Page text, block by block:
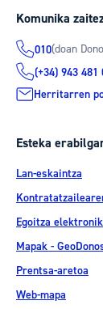
Komunika
010(doan
(+34) 943 481
Herritarren
Esteka
Lan-eskaintza
Egoitza
Mapak -
Prentsa-aretoa
Web-mapa